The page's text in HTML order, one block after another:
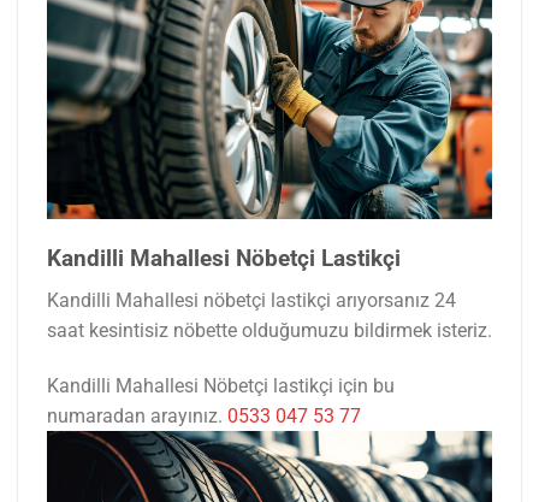
Kandilli Mahallesi Nöbetçi Lastikçi
Kandilli Mahallesi nöbetçi lastikçi arıyorsanız 24
saat kesintisiz nöbette olduğumuzu bildirmek isteriz.
Kandilli Mahallesi Nöbetçi lastikçi için bu
numaradan arayınız. 0533 047 53 77